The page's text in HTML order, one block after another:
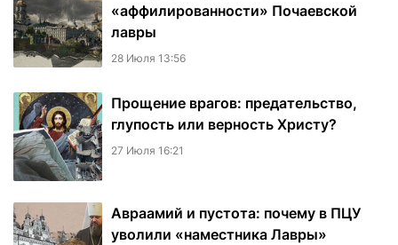
«аффилированности» Почаевской
лавры
28 Июля 13:56
Прощение врагов: предательство,
глупость или верность Христу?
27 Июля 16:21
Авраамий и пустота: почему в ПЦУ
уволили «наместника Лавры»